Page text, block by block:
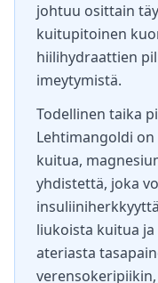
johtuu osittain
kuitupitoinen
hiilihydraattien
imeytymistä.
Todellinen taika
Lehtimangoldi
kuitua,
yhdistettä, joka
liukoista kuitua
ateriasta